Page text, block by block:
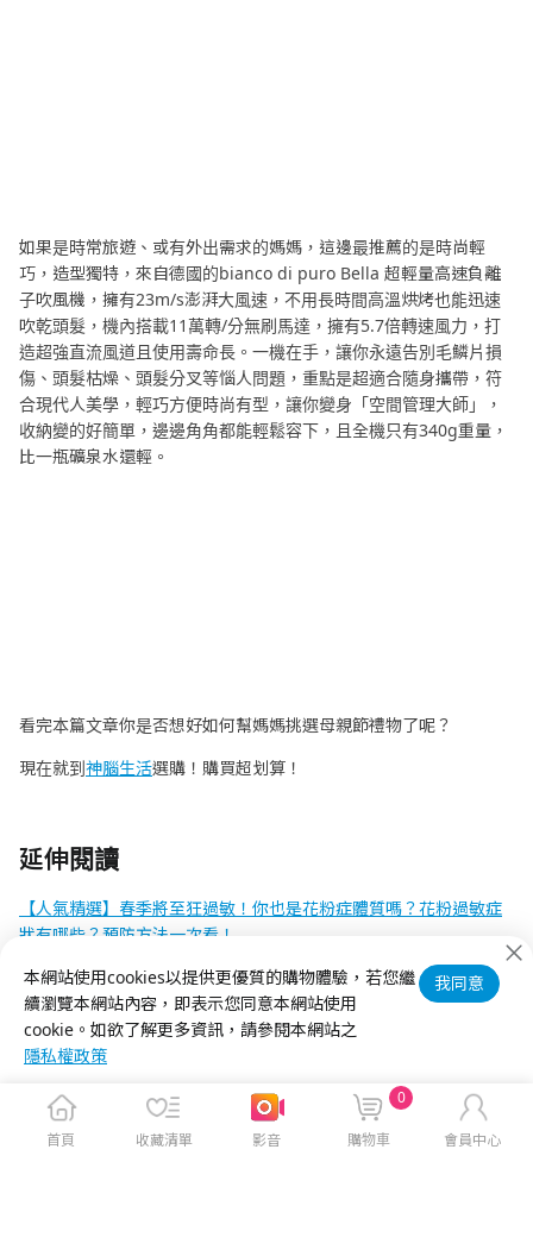
如果是時常旅遊、或有外出需求的媽媽，這邊最推薦的是時尚輕
巧，造型獨特，來自德國的bianco di puro Bella 超輕量高速負離
子吹風機，擁有23m/s澎湃大風速，不用長時間高溫烘烤也能迅速
吹乾頭髮，機內搭載11萬轉/分無刷馬達，擁有5.7倍轉速風力，打
造超強直流風道且使用壽命長。一機在手，讓你永遠告別毛鱗片損
傷、頭髮枯燥、頭髮分叉等惱人問題，重點是超適合隨身攜帶，符
合現代人美學，輕巧方便時尚有型，讓你變身「空間管理大師」，
收納變的好簡單，邊邊角角都能輕鬆容下，且全機只有340g重量，
比一瓶礦泉水還輕。
看完本篇文章你是否想好如何幫媽媽挑選母親節禮物了呢？
現在就到神腦生活選購！購買超划算！
延伸閱讀
【人氣精選】春季將至狂過敏！你也是花粉症體質嗎？花粉過敏症
狀有哪些？預防方法一次看！
【人氣精選】住家地板材質全攻略：木頭地板就保暖？磁磚地板就
耐用？常見優缺點完整解析
本網站使用cookies以提供更優質的購物體驗，若您繼
續瀏覽本網站內容，即表示您同意本網站使用
cookie。如欲了解更多資訊，請參閱本網站之
隱私權政策
我同意
首頁 收藏清單 影音 購物車
0
會員中心